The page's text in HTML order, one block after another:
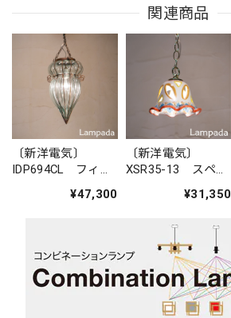
関連商品
〔新洋電気〕
IDP694CL フィリ
ダントライト¥47,300
〔新洋電気〕
XSR35-13 スペイ
¥31,350